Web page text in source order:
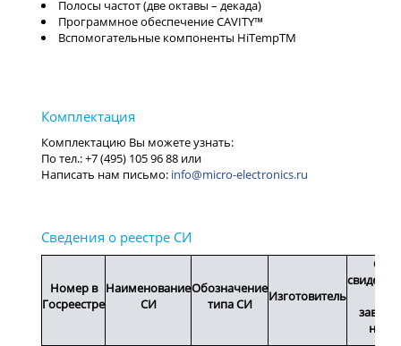
Полосы частот (две октавы – декада)
Программное обеспечение CAVITY™
Вспомогательные компоненты HiTempTM
info@micro-electronics.ru
Номер в
Госреестре
Наименование
СИ
Обозначение
типа СИ
Изготовитель
Срок